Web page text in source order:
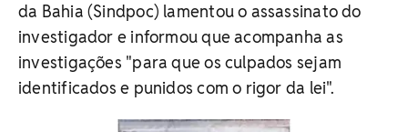
da Bahia (Sindpoc) lamentou o assassinato do
investigador e informou que acompanha as
investigações "para que os culpados sejam
identificados e punidos com o rigor da lei".